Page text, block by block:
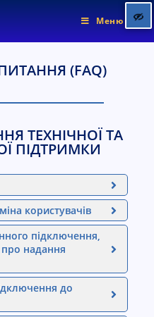
Меню
(FAQ)
ТЕХНІЧНОЇ ТА
ПІДТРИМКИ
користувачів
підключення,
надання
до